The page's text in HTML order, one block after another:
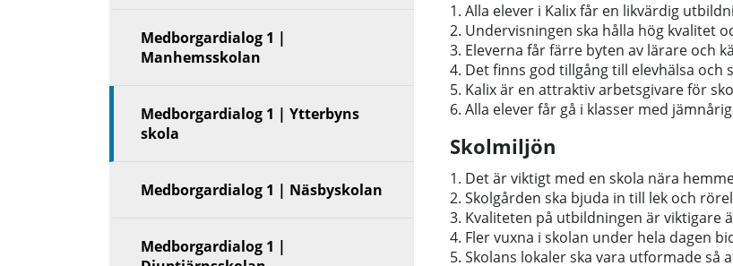
1. Alla elever i Kalix får en likvärdig
2. Undervisningen ska hålla hög kvalitet
3. Eleverna får färre byten av lärare och
4. Det finns god tillgång till elevhälsa och
5. Kalix är en attraktiv arbetsgivare för
6. Alla elever får gå i klasser med
Skolmiljön
1. Det är viktigt med en skola nära
2. Skolgården ska bjuda in till lek och
3. Kvaliteten på utbildningen är viktigare
4. Fler vuxna i skolan under hela dagen
5. Skolans lokaler ska vara utformade
Medborgardialog 1 |
Manhemsskolan
Medborgardialog 1 | Ytterbyns
skola
Medborgardialog 1 | Näsbyskolan
Medborgardialog 1 |